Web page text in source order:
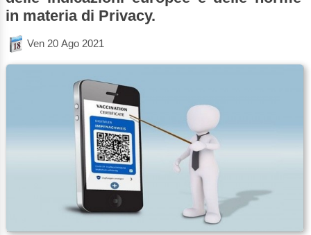
in materia di Privacy.
Ven 20 Ago 2021